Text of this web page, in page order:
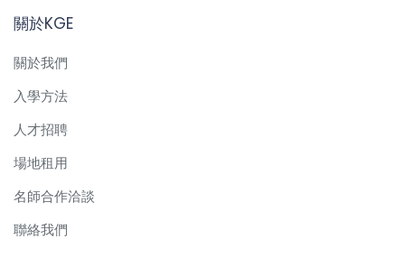
關於KGE
關於我們
入學方法
人才招聘
場地租用
名師合作洽談
聯絡我們